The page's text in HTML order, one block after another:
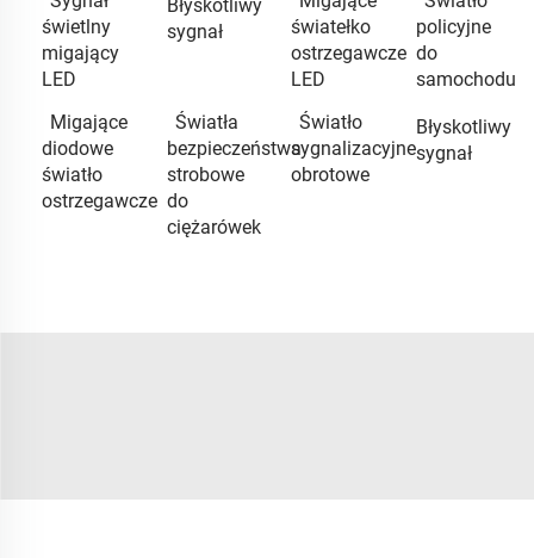
świetlny
migający
LED
Błyskotliwy
sygnał
światełko
ostrzegawcze
LED
policyjne
do
samochodu
Migające
diodowe
światło
ostrzegawcze
Światła
bezpieczeństwa
strobowe
do
ciężarówek
Światło
sygnalizacyjne
obrotowe
Błyskotliwy
sygnał